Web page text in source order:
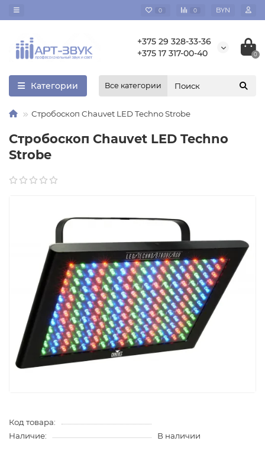
0 0 BYN
+375 29 328-33-36
+375 17 317-00-40
0
Категории Все категории
Стробоскоп Chauvet LED Techno Strobe
Стробоскоп Chauvet LED Techno
Strobe
Код товара:
Наличие:
В наличии